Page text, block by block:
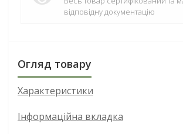
відповідну документацію
Огляд товару
Характеристики
Інформаційна вкладка